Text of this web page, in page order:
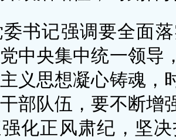
委书记强调要全面
中央集中统一领导
义思想凝心铸魂，
部队伍，要不断增
化正风肃纪，坚